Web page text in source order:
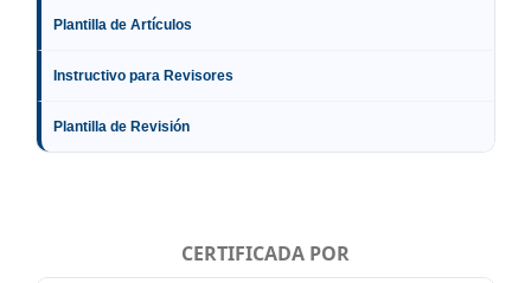
Plantilla de Artículos
Instructivo para Revisores
Plantilla de Revisión
CERTIFICADA POR